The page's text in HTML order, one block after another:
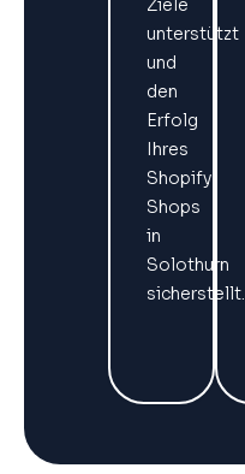
Ziele
unterstützt
und
den
Erfolg
Ihres
Shopify
Shops
in
Solothurn
sicherstellt.